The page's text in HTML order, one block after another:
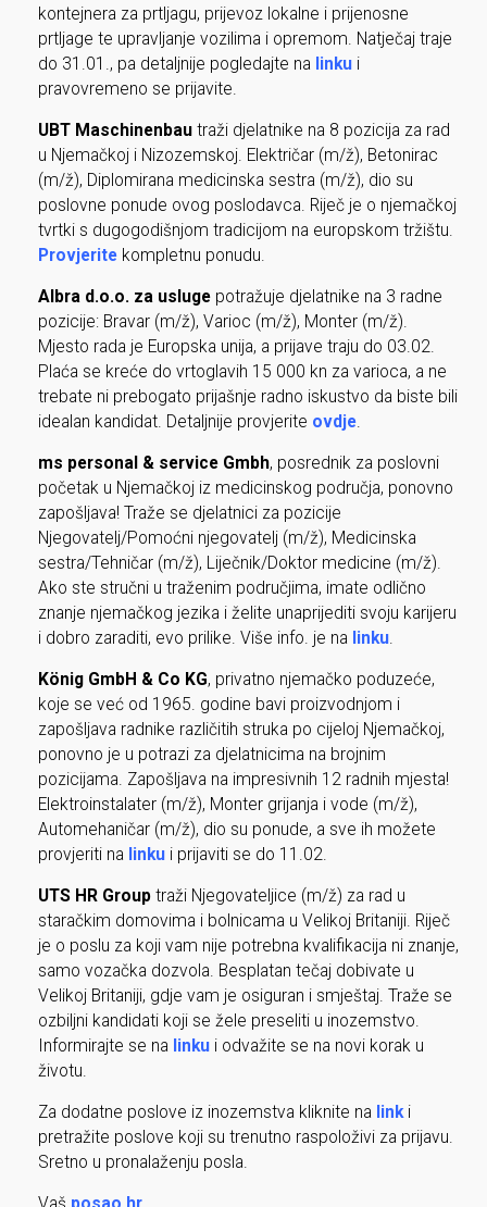
kontejnera za prtljagu, prijevoz lokalne i prijenosne
prtljage te upravljanje vozilima i opremom. Natječaj traje
do 31.01., pa detaljnije pogledajte na linku i
pravovremeno se prijavite.
UBT Maschinenbautraži djelatnike na 8 pozicija za rad
u Njemačkoj i Nizozemskoj. Električar (m/ž), Betonirac
(m/ž), Diplomirana medicinska sestra (m/ž), dio su
poslovne ponude ovog poslodavca. Riječ je o njemačkoj
tvrtki s dugogodišnjom tradicijom na europskom tržištu.
Provjerite kompletnu ponudu.
Albra d.o.o. za uslugepotražuje djelatnike na 3 radne
pozicije: Bravar (m/ž), Varioc (m/ž), Monter (m/ž).
Mjesto rada je Europska unija, a prijave traju do 03.02.
Plaća se kreće do vrtoglavih 15 000 kn za varioca, a ne
trebate ni prebogato prijašnje radno iskustvo da biste bili
idealan kandidat. Detaljnije provjerite ovdje.
ms personal & service Gmbh, posrednik za poslovni
početak u Njemačkoj iz medicinskog područja, ponovno
zapošljava! Traže se djelatnici za pozicije
Njegovatelj/Pomoćni njegovatelj (m/ž), Medicinska
sestra/Tehničar (m/ž), Liječnik/Doktor medicine (m/ž).
Ako ste stručni u traženim područjima, imate odlično
znanje njemačkog jezika i želite unaprijediti svoju karijeru
i dobro zaraditi, evo prilike. Više info. je na linku.
König GmbH & Co KG, privatno njemačko poduzeće,
koje se već od 1965. godine bavi proizvodnjom i
zapošljava radnike različitih struka po cijeloj Njemačkoj,
ponovno je u potrazi za djelatnicima na brojnim
pozicijama. Zapošljava na impresivnih 12 radnih mjesta!
Elektroinstalater (m/ž), Monter grijanja i vode (m/ž),
Automehaničar (m/ž), dio su ponude, a sve ih možete
provjeriti na linku i prijaviti se do 11.02.
UTS HR Grouptraži Njegovateljice (m/ž) za rad u
staračkim domovima i bolnicama u Velikoj Britaniji. Riječ
je o poslu za koji vam nije potrebna kvalifikacija ni znanje,
samo vozačka dozvola. Besplatan tečaj dobivate u
Velikoj Britaniji, gdje vam je osiguran i smještaj. Traže se
ozbiljni kandidati koji se žele preseliti u inozemstvo.
Informirajte se na linku i odvažite se na novi korak u
životu.
Za dodatne poslove iz inozemstva kliknite na link i
pretražite poslove koji su trenutno raspoloživi za prijavu.
Sretno u pronalaženju posla.